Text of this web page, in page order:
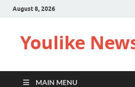
August 8, 2026
Youlike
MAIN MENU